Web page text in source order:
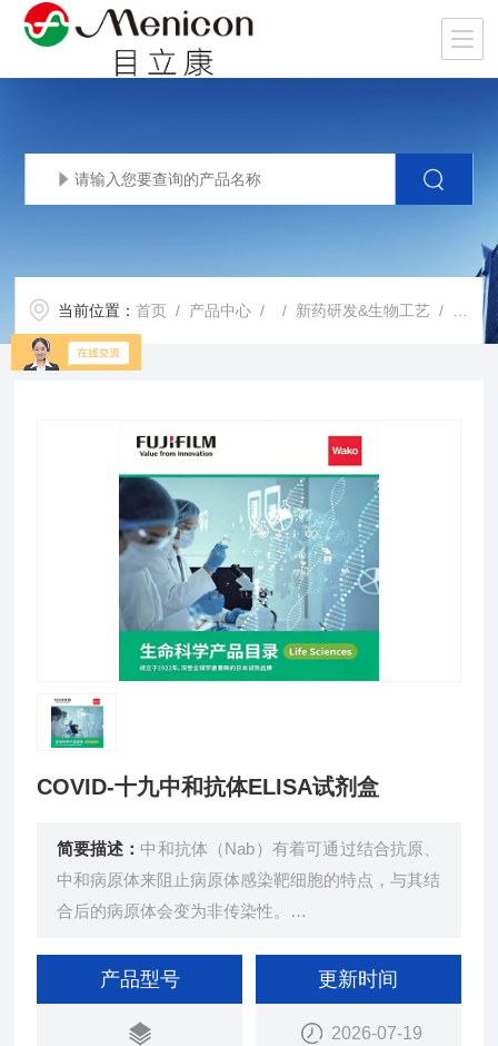
当前位置：首页 / 产品中心 / / 新药研发&生物工艺 / COVID-十九中和抗体ELISA试剂盒
COVID-十九中和抗体ELISA试剂盒
简要描述： 中和抗体（Nab）有着可通过结合抗原、
中和病原体来阻止病原体感染靶细胞的特点，与其结
合后的病原体会变为非传染性。
突蛋白，即S蛋白结合，使COVID-十九病毒无法与
人细胞受体ACE2结合。这个过程被称为“免疫消
毒"，免疫系统在病毒感染人体细胞之前就消灭了传
产品型号 更新时间
2026-07-19